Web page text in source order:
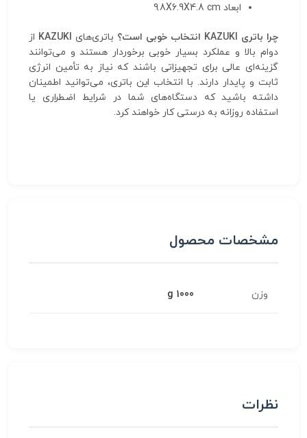
ابعاد 9.8X6.9X4.8 cm
چرا باتری KAZUKI انتخاب خوبی است؟ باتری‌های KAZUKI از
دوام بالا و عملکرد بسیار خوبی برخوردار هستند و می‌توانند
گزینه‌ای عالی برای تجهیزاتی باشند که نیاز به تأمین انرژی
ثابت و پایدار دارند. با انتخاب این باتری، می‌توانید اطمینان
داشته باشید که دستگاه‌های شما در شرایط اضطراری یا
استفاده روزانه به درستی کار خواهند کرد.
مشخصات محصول
وزن 1000 g
نظرات